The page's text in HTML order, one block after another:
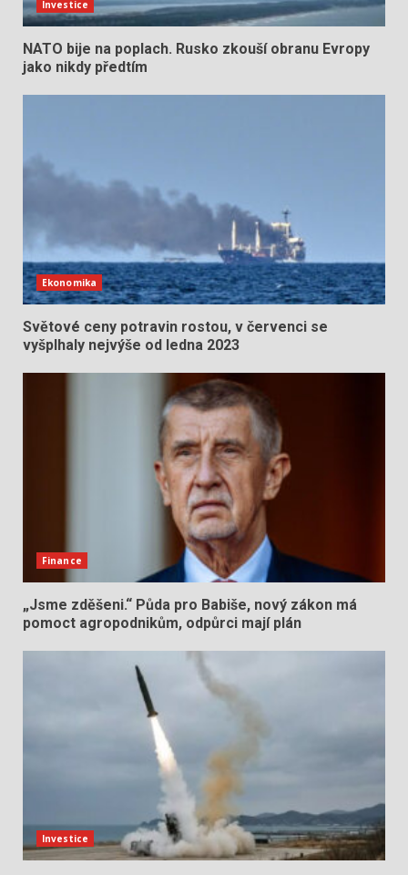
Investice
NATO bije na poplach. Rusko zkouší obranu Evropy
jako nikdy předtím
Ekonomika
Světové ceny potravin rostou, v červenci se
vyšplhaly nejvýše od ledna 2023
Finance
„Jsme zděšeni.“ Půda pro Babiše, nový zákon má
pomoct agropodnikům, odpůrci mají plán
Investice